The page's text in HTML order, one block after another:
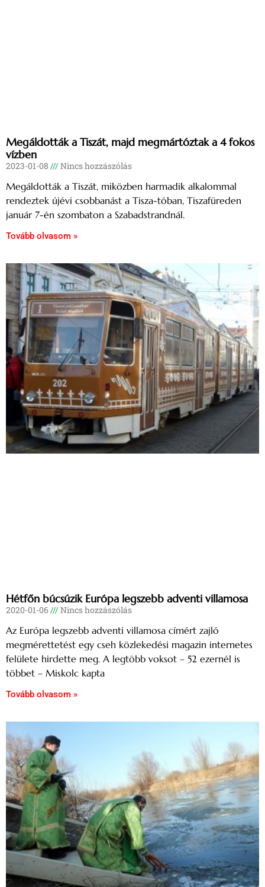
Megáldották a Tiszát, majd megmártóztak a 4 fokos
vízben
2023-01-08 Nincs hozzászólás
Megáldották a Tiszát, miközben harmadik alkalommal
rendeztek újévi csobbanást a Tisza-tóban, Tiszafüreden
január 7-én szombaton a Szabadstrandnál.
Tovább olvasom »
Hétfőn búcsúzik Európa legszebb adventi villamosa
2020-01-06 Nincs hozzászólás
Az Európa legszebb adventi villamosa címért zajló
megmérettetést egy cseh közlekedési magazin internetes
felülete hirdette meg. A legtöbb voksot – 52 ezernél is
többet – Miskolc kapta
Tovább olvasom »